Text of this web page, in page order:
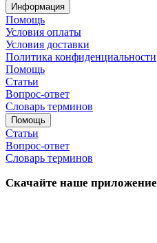
Информация
Помощь
Условия оплаты
Условия доставки
Политика конфиденциальности
Помощь
Статьи
Вопрос-ответ
Словарь терминов
Помощь
Статьи
Вопрос-ответ
Словарь терминов
Скачайте наше приложение